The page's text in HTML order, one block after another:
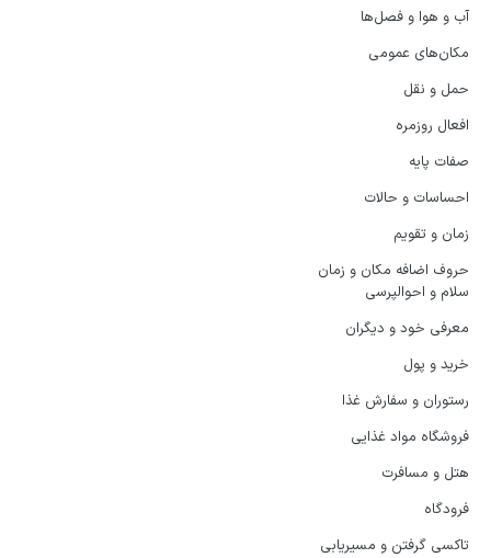
آب و هوا و فصل‌ها
مکان‌های عمومی
حمل و نقل
افعال روزمره
صفات پایه
احساسات و حالات
زمان و تقویم
حروف اضافه مکان و زمان
سلام و احوالپرسی
معرفی خود و دیگران
خرید و پول
رستوران و سفارش غذا
فروشگاه مواد غذایی
هتل و مسافرت
فرودگاه
تاکسی گرفتن و مسیریابی